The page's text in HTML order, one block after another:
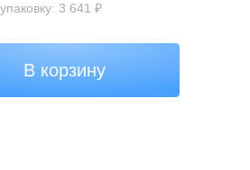
3 641 ₽
В корзину